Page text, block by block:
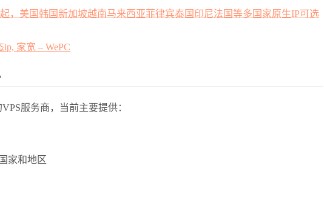
家宽 – WePC
服务商，当前主要提供：
家和地区